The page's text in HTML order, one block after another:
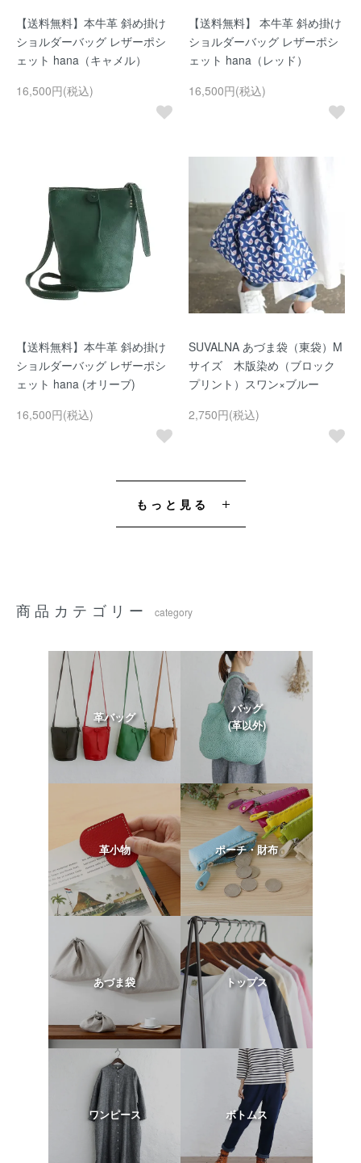
【送料無料】本牛革 斜め掛け
ショルダーバッグ レザーポシ
ェット hana（キャメル）
16,500円(税込)
【送料無料】 本牛革 斜め掛け
ショルダーバッグ レザーポシ
ェット hana（レッド）
16,500円(税込)
【送料無料】本牛革 斜め掛け
ショルダーバッグ レザーポシ
ェット hana (オリーブ)
16,500円(税込)
SUVALNA あづま袋（東袋）M
サイズ 木版染め（ブロック
プリント）スワン×ブルー
2,750円(税込)
もっと見る
商品カテゴリー category
革バッグ
バッグ
(革以外)
革小物 ポーチ・財布
あづま袋 トップス
ワンピース ボトムス